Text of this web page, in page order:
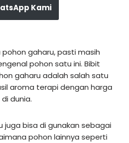
Kami
gaharu, pasti masih
pohon satu ini. Bibit
gaharu adalah salah satu
aroma terapi dengan harga
dunia.
juga bisa di gunakan sebagai
pohon lainnya seperti